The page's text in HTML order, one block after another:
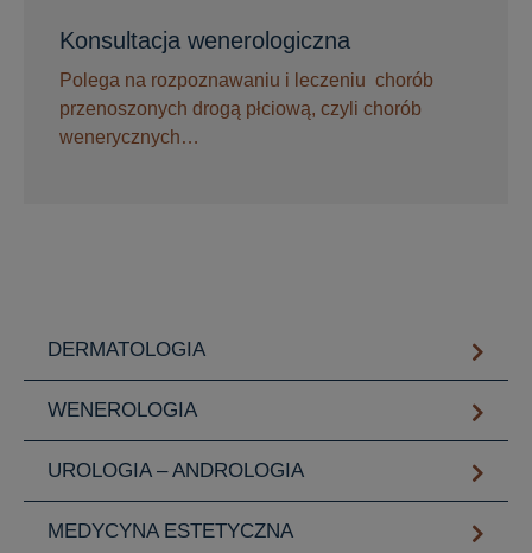
DERMATOLOGIA
WENEROLOGIA
UROLOGIA – ANDROLOGIA
MEDYCYNA ESTETYCZNA
Konsultacja wenerologiczna
Polega na rozpoznawaniu i leczeniu chorób
przenoszonych drogą płciową, czyli chorób
wenerycznych…